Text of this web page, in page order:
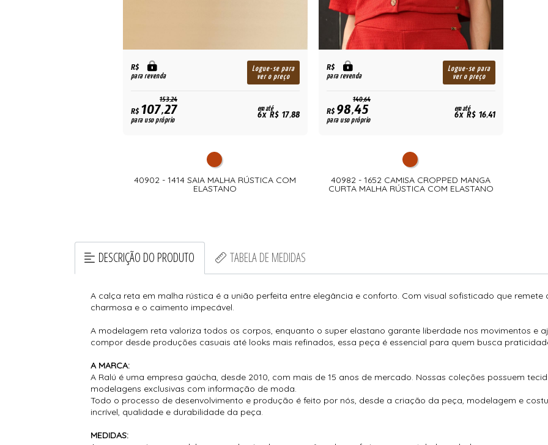
R$
para revenda
Logue-se para
ver o preço
153,24
R$107,27
para uso próprio
em até
6x R$ 17,88
40902 - 1414 SAIA MALHA RÚSTICA COM
ELASTANO
R$
para revenda
Logue-se para
ver o preço
140,64
R$98,45
para uso próprio
em até
6x R$ 16,41
40982 - 1652 CAMISA CROPPED MANGA
CURTA MALHA RÚSTICA COM ELASTANO
DESCRIÇÃO DO PRODUTO TABELA DE MEDIDAS
A calça reta em malha rústica é a união perfeita entre elegância e conforto. Com visual sofisticado que
charmosa e o caimento impecável.
A modelagem reta valoriza todos os corpos, enquanto o super elastano garante liberdade nos movimentos e
compor desde produções casuais até looks mais refinados, essa peça é essencial para quem busca
A MARCA:
A Ralú é uma empresa gaúcha, desde 2010, com mais de 15 anos de mercado. Nossas coleções possuem
modelagens exclusivas com informação de moda.
Todo o processo de desenvolvimento e produção é feito por nós, desde a criação da peça, modelagem e
incrível, qualidade e durabilidade da peça.
MEDIDAS: